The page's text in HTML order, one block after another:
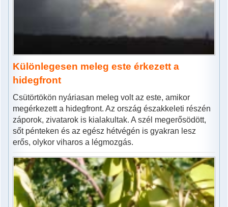
Különlegesen meleg este érkezett a
hidegfront
Csütörtökön nyáriasan meleg volt az este, amikor
megérkezett a hidegfront. Az ország északkeleti részén
záporok, zivatarok is kialakultak. A szél megerősödött,
sőt pénteken és az egész hétvégén is gyakran lesz
erős, olykor viharos a légmozgás.